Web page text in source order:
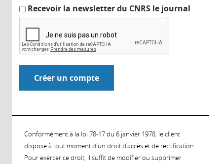
Recevoir la newsletter du CNRS le journal
Conformément à la loi 78-17 du 6 janvier 1978, le client
dispose à tout moment d'un droit d'accès et de rectification.
Pour exercer ce droit, il suffit de modifier ou supprimer